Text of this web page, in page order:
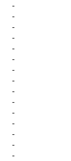
-
-
-
-
-
-
-
-
-
-
-
-
-
-
-